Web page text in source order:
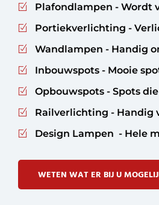
Plafondlampen - Wordt
Portiekverlichting -
Wandlampen - Handig
Inbouwspots - Mooie
Opbouwspots - Spots
Railverlichting - Handig
Design Lampen - Hele
WETEN WAT ER BIJ U